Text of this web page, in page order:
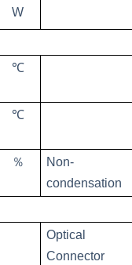
W
℃
℃
％
Non-
condensation
Optical
Connector